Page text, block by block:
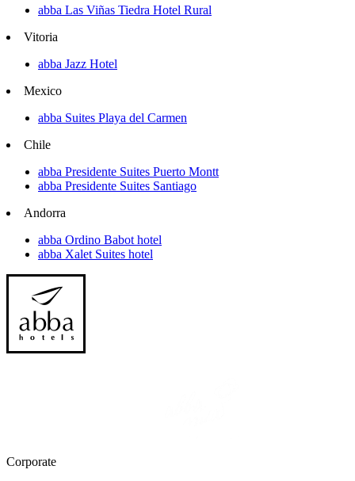
abba Las Viñas Tiedra Hotel Rural
Vitoria
abba Jazz Hotel
Mexico
abba Suites Playa del Carmen
Chile
abba Presidente Suites Puerto Montt
abba Presidente Suites Santiago
Andorra
abba Ordino Babot hotel
abba Xalet Suites hotel
Corporate